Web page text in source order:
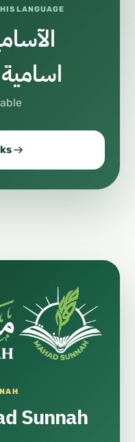
LANGUAGE
Assamese اسامية
Sunnah